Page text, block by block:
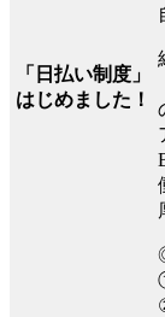
「日払い制度」
はじめました！